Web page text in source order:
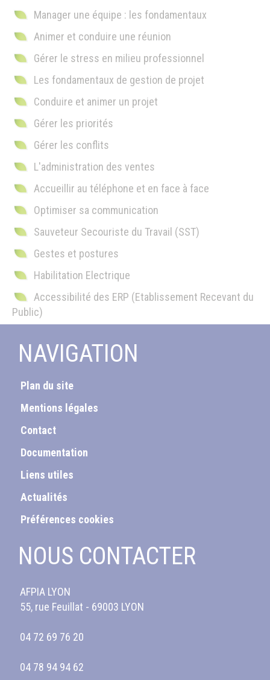
Manager une équipe : les fondamentaux
Animer et conduire une réunion
Gérer le stress en milieu professionnel
Les fondamentaux de gestion de projet
Conduire et animer un projet
Gérer les priorités
Gérer les conflits
L'administration des ventes
Accueillir au téléphone et en face à face
Optimiser sa communication
Sauveteur Secouriste du Travail (SST)
Gestes et postures
Habilitation Electrique
Accessibilité des ERP (Etablissement Recevant du
Public)
NAVIGATION
Plan du site
Mentions légales
Contact
Documentation
Liens utiles
Actualités
Préférences cookies
NOUS CONTACTER
AFPIA LYON
55, rue Feuillat - 69003 LYON
04 72 69 76 20
04 78 94 94 62